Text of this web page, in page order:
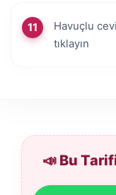
Havuçlu
tıklayın
📣 Bu